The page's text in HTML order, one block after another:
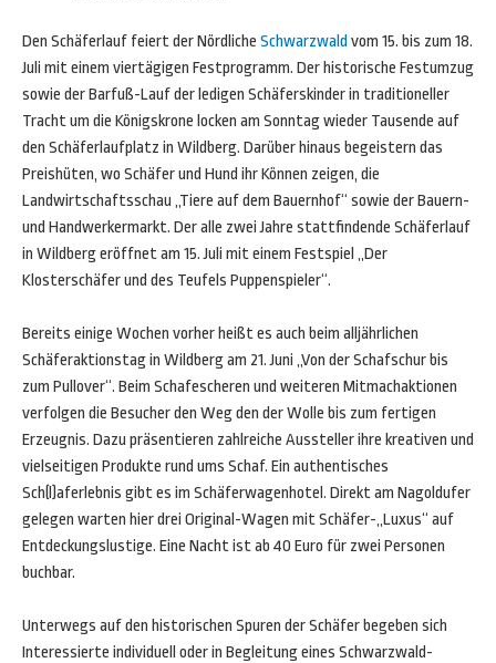
Den Schäferlauf feiert der Nördliche Schwarzwald vom 15. bis zum 18.
Juli mit einem viertägigen Festprogramm. Der historische Festumzug
sowie der Barfuß-Lauf der ledigen Schäferskinder in traditioneller
Tracht um die Königskrone locken am Sonntag wieder Tausende auf
den Schäferlaufplatz in Wildberg. Darüber hinaus begeistern das
Preishüten, wo Schäfer und Hund ihr Können zeigen, die
Landwirtschaftsschau „Tiere auf dem Bauernhof“ sowie der Bauern-
und Handwerkermarkt. Der alle zwei Jahre stattfindende Schäferlauf
in Wildberg eröffnet am 15. Juli mit einem Festspiel „Der
Klosterschäfer und des Teufels Puppenspieler“.
Bereits einige Wochen vorher heißt es auch beim alljährlichen
Schäferaktionstag in Wildberg am 21. Juni „Von der Schafschur bis
zum Pullover“. Beim Schafescheren und weiteren Mitmachaktionen
verfolgen die Besucher den Weg den der Wolle bis zum fertigen
Erzeugnis. Dazu präsentieren zahlreiche Aussteller ihre kreativen und
vielseitigen Produkte rund ums Schaf. Ein authentisches
Sch(l)aferlebnis gibt es im Schäferwagenhotel. Direkt am Nagoldufer
gelegen warten hier drei Original-Wagen mit Schäfer-„Luxus“ auf
Entdeckungslustige. Eine Nacht ist ab 40 Euro für zwei Personen
buchbar.
Unterwegs auf den historischen Spuren der Schäfer begeben sich
Interessierte individuell oder in Begleitung eines Schwarzwald-